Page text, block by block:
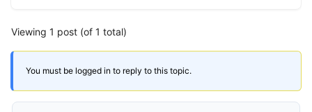
Viewing 1 post (of 1 total)
You must be logged in to reply to this topic.